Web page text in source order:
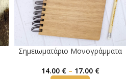
Σημειωματάριο Μονογράμματα
14.00 € – 17.00 €